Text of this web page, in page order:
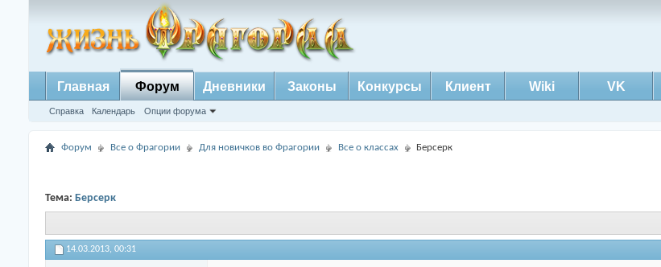
Главная Форум
Справка Календарь Опции форума
Дневники Законы Конкурсы Клиент Wiki VK
Форум Все о Фрагории Для новичков во Фрагории Все о классах Берсерк
Тема: Берсерк
14.03.2013, 00:31